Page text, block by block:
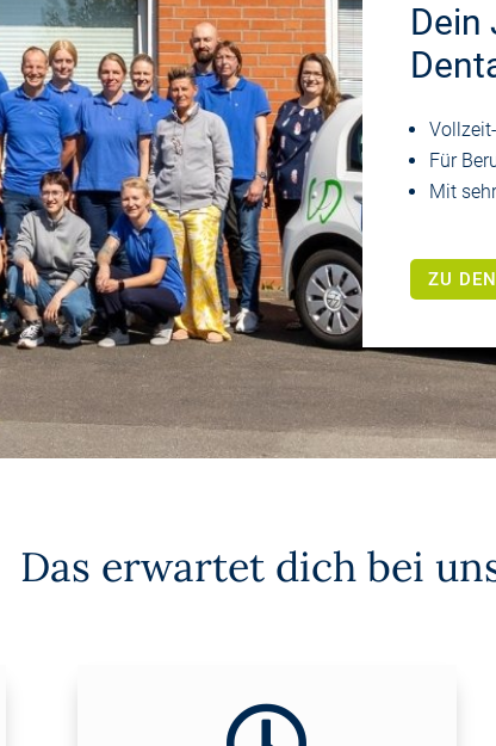
Dein
Für
Mit
ZU
Das erwartet dich bei